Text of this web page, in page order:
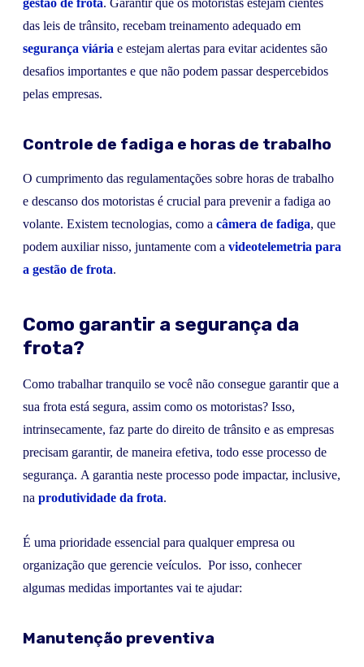
das leis de trânsito, recebam treinamento adequado em
segurança viária e estejam alertas para evitar acidentes são
desafios importantes e que não podem passar despercebidos
pelas empresas.
Controle de fadiga e horas de trabalho
O cumprimento das regulamentações sobre horas de trabalho
e descanso dos motoristas é crucial para prevenir a fadiga ao
volante. Existem tecnologias, como a câmera de fadiga, que
podem auxiliar nisso, juntamente com a videotelemetria para
a gestão de frota.
Como garantir a segurança da
frota?
Como trabalhar tranquilo se você não consegue garantir que a
sua frota está segura, assim como os motoristas? Isso,
intrinsecamente, faz parte do direito de trânsito e as empresas
precisam garantir, de maneira efetiva, todo esse processo de
segurança. A garantia neste processo pode impactar, inclusive,
na produtividade da frota.
É uma prioridade essencial para qualquer empresa ou
organização que gerencie veículos. Por isso, conhecer
algumas medidas importantes vai te ajudar:
Manutenção preventiva